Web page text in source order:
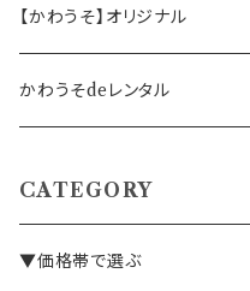
事務職の方向け
【かわうそ】オリジナル
デザイナー
かわうそdeレンタル
CATEGORY
▼価格帯で選ぶ